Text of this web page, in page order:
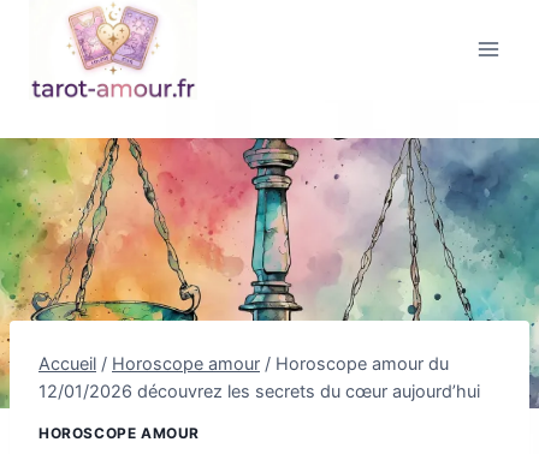
contenu
Accueil / Horoscope amour / Horoscope amour du
12/01/2026 découvrez les secrets du cœur aujourd’hui
HOROSCOPE AMOUR